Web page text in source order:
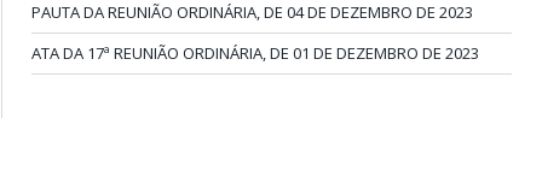
PAUTA DA REUNIÃO ORDINÁRIA, DE 04 DE DEZEMBRO DE 2023
ATA DA 17ª REUNIÃO ORDINÁRIA, DE 01 DE DEZEMBRO DE 2023